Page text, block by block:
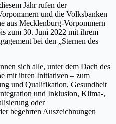
Jahr rufen der
und die Volksbanken
aus Mecklenburg-Vorpommern
zum 30. Juni 2022 mit ihrem
bei den „Sternen des
sich alle, unter dem Dach des
mit ihren Initiativen – zum
und Qualifikation, Gesundheit
und Inklusion, Klima-,
oder
begehrten Auszeichnungen